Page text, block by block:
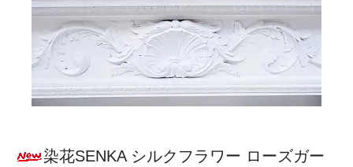
染花SENKA シルクフラワー ローズガー